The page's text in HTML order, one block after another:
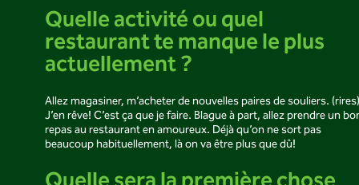
Quelle activité ou quel
restaurant te manque le plus
actuellement ?
Allez magasiner, m’acheter de nouvelles paires de souliers. (rires)
J’en rêve! C’est ça que je faire. Blague à part, allez prendre un
repas au restaurant en amoureux. Déjà qu’on ne sort pas
beaucoup habituellement, là on va être plus que dû!